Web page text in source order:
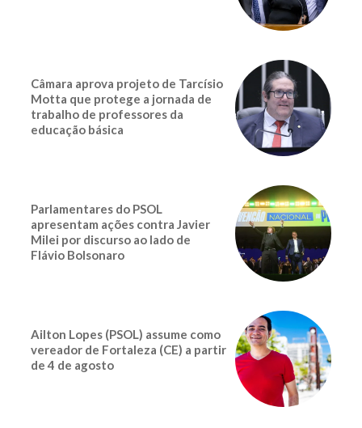
Câmara aprova projeto de Tarcísio
Motta que protege a jornada de
trabalho de professores da
educação básica
Parlamentares do PSOL
apresentam ações contra Javier
Milei por discurso ao lado de
Flávio Bolsonaro
Ailton Lopes (PSOL) assume como
vereador de Fortaleza (CE) a partir
de 4 de agosto